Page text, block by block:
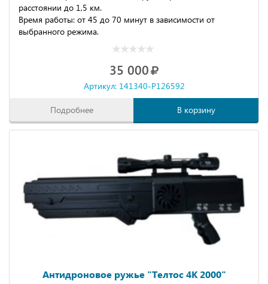
расстоянии до 1,5 км.
Время работы: от 45 до 70 минут в зависимости от
выбранного режима.
35 000
Артикул: 141340-P126592
Подробнее В корзину
Антидроновое ружье "Телтос 4К 2000"